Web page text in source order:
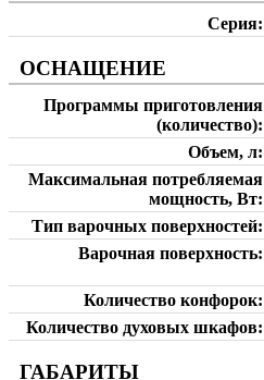
Серия
ОСНАЩЕНИЕ
Программы приготовления
(количество)
Объем, л
Максимальная потребляемая
мощность, Вт
Тип варочных поверхностей
Варочная поверхность
Количество конфорок
Количество духовых шкафов
ГАБАРИТЫ